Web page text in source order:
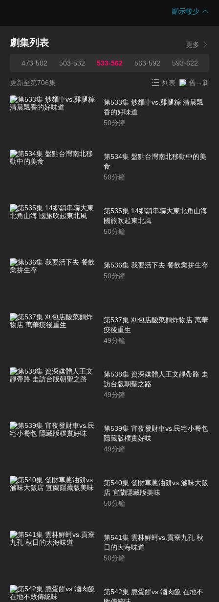
顯示較少
劇集列表 更多
473-502 503-532 533-562 563-592 593-622
更新至第706集 列表 舊→新
第533集 炒麵車vs.雞腿粽 清晨飄
香的好味道
50分鐘
第534集 盤點台灣南北移動中的美
食
50分鐘
第535集 14鄉鎮串聯大東北角山海
國旅吹起東北風
50分鐘
第536集 我要活下去 餐飲業拚生存
50分鐘
第537集 刈包店酸菜麵炸物店 萬華
疫後重生
49分鐘
第538集 資深媒體人王文靜帶路 走
訪台版朝聖之路
49分鐘
第539集 宵夜發財車vs.民宅小餐包
隱藏版樸實好味
49分鐘
第540集 發財車蔥油餅vs.滷味大飯
店 宜蘭隱藏版美味
50分鐘
第541集 雲林鮮蚵vs.貢寮九孔 秋
日的大海味道
50分鐘
第542集 脆蛋餅vs.滷肉飯 在地不